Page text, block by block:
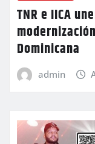
TNR e IICA
Dominicana
admin